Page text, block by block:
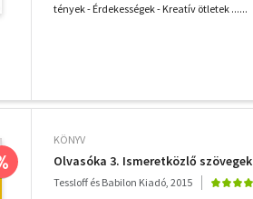
tények - Érdekességek - Kreatív ötletek ......
KÖNYV
Olvasóka 3. Ismeretközlő szövegek
Tessloff és Babilon Kiadó, 2015